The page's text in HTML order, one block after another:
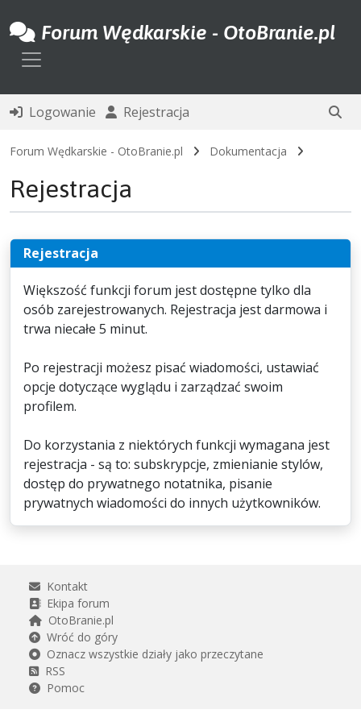
Forum Wędkarskie - OtoBranie.pl
Toggle navigation
Logowanie Rejestracja
Forum Wędkarskie - OtoBranie.pl Dokumentacja
Rejestracja
Rejestracja
Większość funkcji forum jest dostępne tylko dla
osób zarejestrowanych. Rejestracja jest darmowa i
trwa niecałe 5 minut.
Po rejestracji możesz pisać wiadomości, ustawiać
opcje dotyczące wyglądu i zarządzać swoim
profilem.
Do korzystania z niektórych funkcji wymagana jest
rejestracja - są to: subskrypcje, zmienianie stylów,
dostęp do prywatnego notatnika, pisanie
prywatnych wiadomości do innych użytkowników.
Kontakt
Ekipa forum
OtoBranie.pl
Wróć do góry
Oznacz wszystkie działy jako przeczytane
RSS
Pomoc